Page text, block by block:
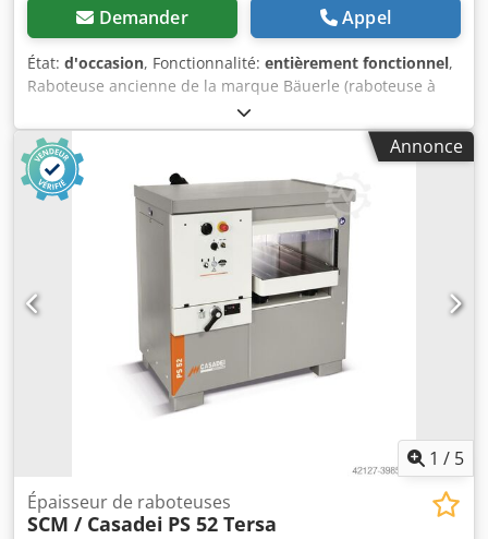
Demander Appel
État: d'occasion, Fonctionnalité: entièrement fonctionnel,
Raboteuse ancienne de la marque Bäuerle (raboteuse à
épaisseur) Chjdpfx Aszqub Uoh Toa Largeur de travail : 620
mm Réglage manuel de la hauteur à l’aide d’une molette
Table d’épaisseur à deux colonnes
Annonce
1 / 5
Épaisseur de raboteuses
SCM / Casadei PS 52 Tersa